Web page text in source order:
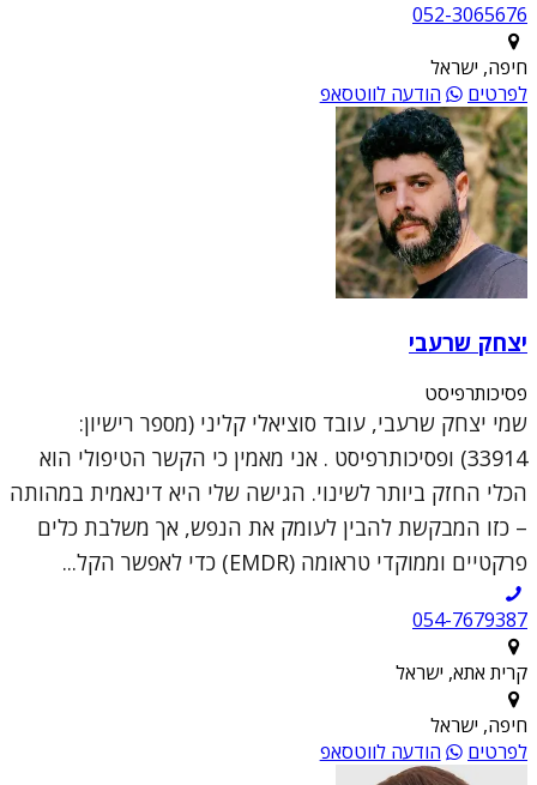
052-3065676
חיפה, ישראל
לפרטים
הודעה לווטסאפ
יצחק שרעבי
פסיכותרפיסט
שמי יצחק שרעבי, עובד סוציאלי קליני (מספר רישיון:
33914) ופסיכותרפיסט . אני מאמין כי הקשר הטיפולי הוא
הכלי החזק ביותר לשינוי. הגישה שלי היא דינאמית במהותה
– כזו המבקשת להבין לעומק את הנפש, אך משלבת כלים
פרקטיים וממוקדי טראומה (EMDR) כדי לאפשר הקל...
054-7679387
קרית אתא, ישראל
חיפה, ישראל
לפרטים
הודעה לווטסאפ